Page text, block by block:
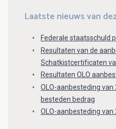
Laatste nieuws van
Federale staatsschuld
Resultaten van de
Schatkistcertificaten
Resultaten OLO
OLO-aanbesteding van
besteden bedrag
OLO-aanbesteding van